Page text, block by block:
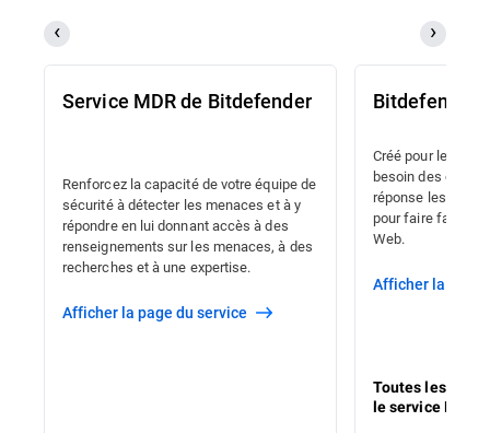
Service MDR de Bitdefender
Renforcez la capacité de votre équipe de
sécurité à détecter les menaces et à y
répondre en lui donnant accès à des
renseignements sur les menaces, à des
recherches et à une expertise.
Afficher la page du service
Bitdefender
Créé pour les
besoin des
réponse les plus
pour faire face
Web.
Afficher la
Toutes les
le service